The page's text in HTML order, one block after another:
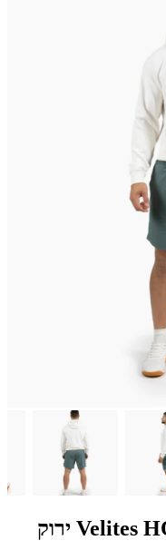
מכנסיים קצרים Velites HOLO Short ירוק